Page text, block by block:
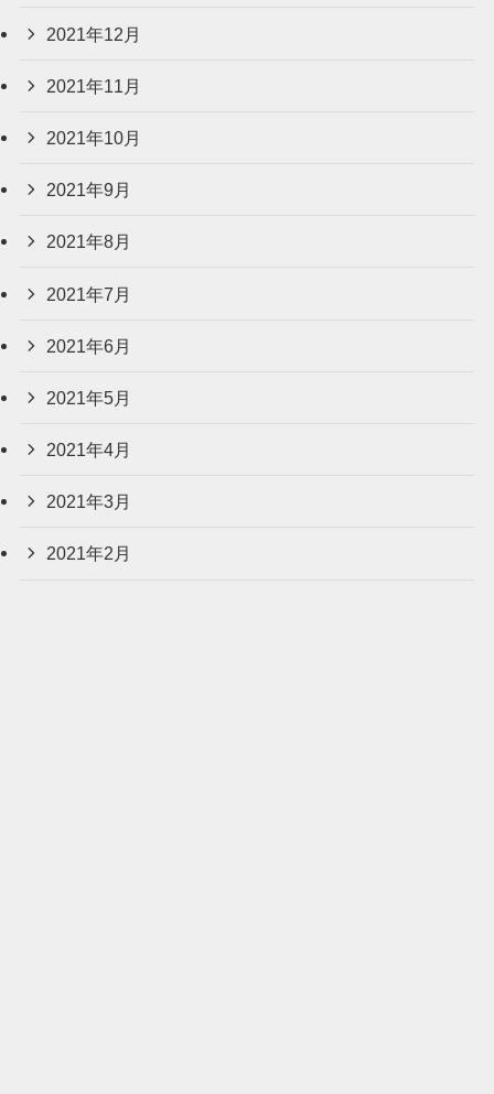
2021年12月
2021年11月
2021年10月
2021年9月
2021年8月
2021年7月
2021年6月
2021年5月
2021年4月
2021年3月
2021年2月